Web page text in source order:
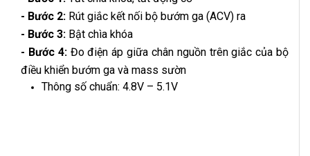
- Bước 2: Rút giắc kết nối bộ bướm ga (ACV) ra
- Bước 3: Bật chìa khóa
- Bước 4:Đo điện áp giữa chân nguồn trên giắc của bộ
điều khiển bướm ga và mass sườn
Thông số chuẩn: 4.8V – 5.1V